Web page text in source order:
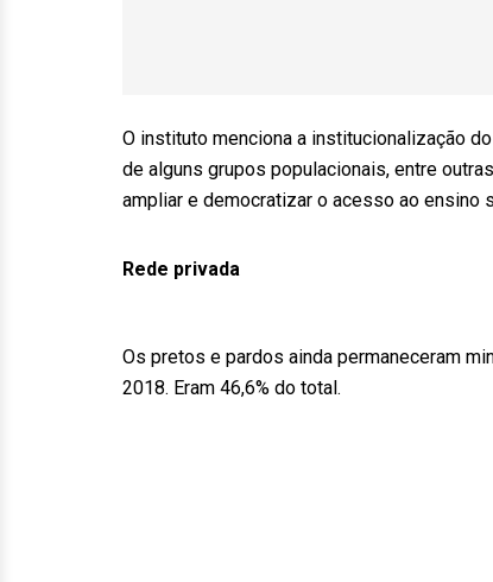
O instituto menciona a institucionalização
de alguns grupos populacionais, entre
ampliar e democratizar o acesso ao ensino
Rede privada
Os pretos e pardos ainda permaneceram
2018. Eram 46,6% do total.